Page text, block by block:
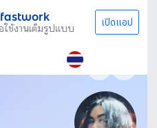
fastwork
ใช้งานเต็มรูปแบบ เปิดแอป